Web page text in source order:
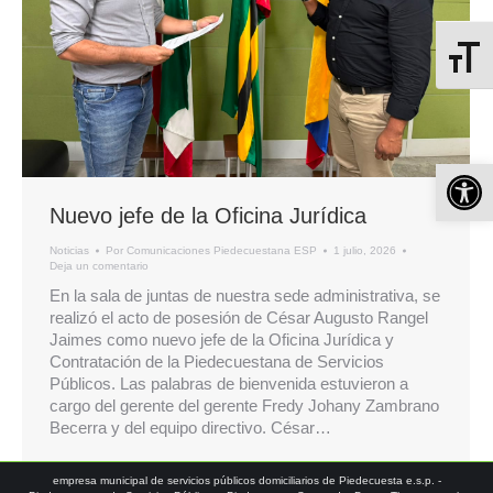
Nuevo jefe de la Oficina Jurídica
Noticias Por Comunicaciones Piedecuestana ESP
1 julio, 2026
Deja un comentario
En la sala de juntas de nuestra sede administrativa, se
realizó el acto de posesión de César Augusto Rangel
Jaimes como nuevo jefe de la Oficina Jurídica y
Contratación de la Piedecuestana de Servicios
Públicos. Las palabras de bienvenida estuvieron a
cargo del gerente del gerente Fredy Johany Zambrano
Becerra y del equipo directivo. César…
empresa municipal de servicios públicos domiciliarios de Piedecuesta e.s.p. -